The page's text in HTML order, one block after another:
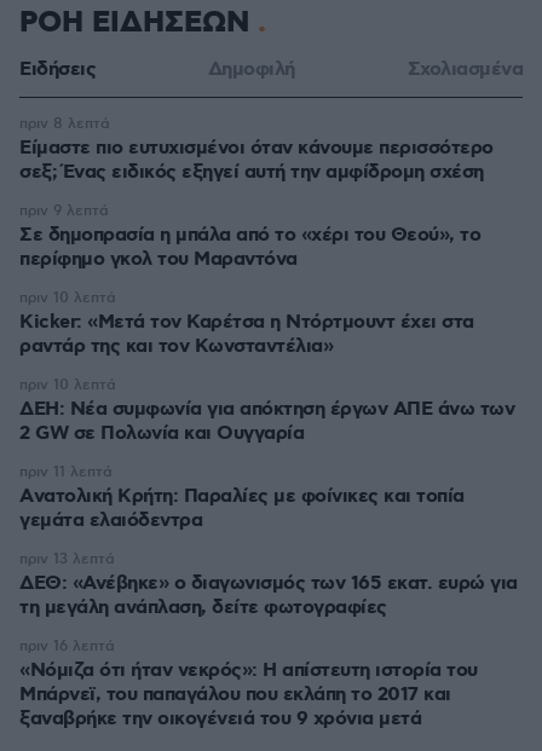
ΡΟΗ ΕΙΔΗΣΕΩΝ
Ειδήσεις Δημοφιλή Σχολιασμένα
Είμαστε πιο ευτυχισμένοι όταν κάνουμε περισσότερο
σεξ; Ένας ειδικός εξηγεί αυτή την αμφίδρομη σχέση
πριν 8 λεπτά
Σε δημοπρασία η μπάλα από το «χέρι του Θεού», το
περίφημο γκολ του Μαραντόνα
πριν 9 λεπτά
Kicker: «Μετά τον Καρέτσα η Ντόρτμουντ έχει στα
ραντάρ της και τον Κωνσταντέλια»
πριν 10 λεπτά
ΔΕΗ: Νέα συμφωνία για απόκτηση έργων ΑΠΕ άνω των
2 GW σε Πολωνία και Ουγγαρία
πριν 10 λεπτά
Aνατολική Κρήτη: Παραλίες με φοίνικες και τοπία
γεμάτα ελαιόδεντρα
πριν 11 λεπτά
ΔΕΘ: «Ανέβηκε» ο διαγωνισμός των 165 εκατ. ευρώ για
τη μεγάλη ανάπλαση, δείτε φωτογραφίες
πριν 13 λεπτά
«Νόμιζα ότι ήταν νεκρός»: Η απίστευτη ιστορία του
Μπάρνεϊ, του παπαγάλου που εκλάπη το 2017 και
ξαναβρήκε την οικογένειά του 9 χρόνια μετά
πριν 16 λεπτά